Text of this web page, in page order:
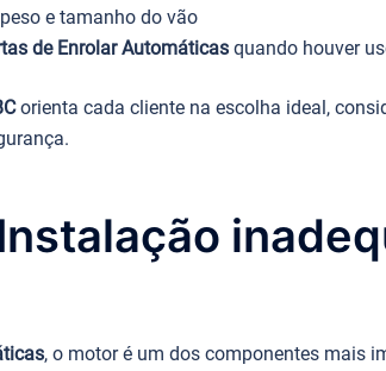
e tamanho do vão
de Enrolar Automáticasquando houver
orienta cada cliente na escolha ideal,
, o motor é um dos componentes mais